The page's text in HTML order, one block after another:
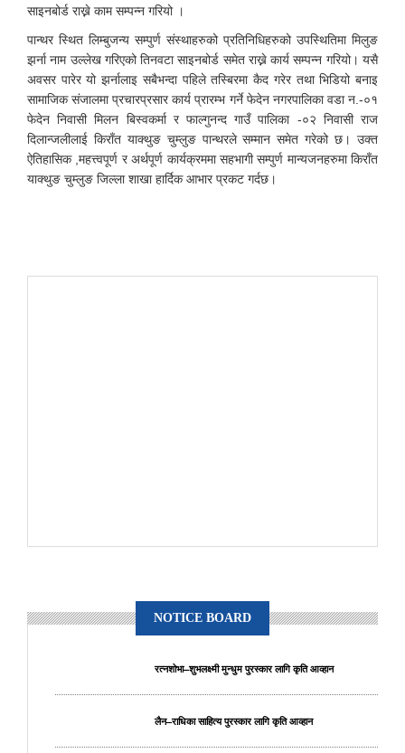
साइनबोर्ड राख्ने काम सम्पन्न गरियो ।
पान्थर स्थित लिम्बुजन्य सम्पुर्ण संस्थाहरुको प्रतिनिधिहरुको उपस्थितिमा मिलुङ
झर्ना नाम उल्लेख गरिएको तिनवटा साइनबोर्ड समेत राख्ने कार्य सम्पन्न गरियो। यसै
अवसर पारेर यो झर्नालाइ सबैभन्दा पहिले तस्बिरमा कैद गरेर तथा भिडियो बनाइ
सामाजिक संजालमा प्रचारप्रसार कार्य प्रारम्भ गर्ने फेदेन नगरपालिका वडा न.-०१
फेदेन निवासी मिलन बिस्वकर्मा र फाल्गुनन्द गाउँ पालिका -०२ निवासी राज
दिलान्जलीलाई किराँत याक्थुङ चुम्लुङ पान्थरले सम्मान समेत गरेको छ। उक्त
ऐतिहासिक ,महत्त्वपूर्ण र अर्थपूर्ण कार्यक्रममा सहभागी सम्पुर्ण मान्यजनहरुमा किराँत
याक्थुङ चुम्लुङ जिल्ला शाखा हार्दिक आभार प्रकट गर्दछ।
NOTICE BOARD
रत्नशोभा–शुभलक्ष्मी मुन्धुम पुरस्कार लागि कृति आव्हान
लैन–राधिका साहित्य पुरस्कार लागि कृति आव्हान